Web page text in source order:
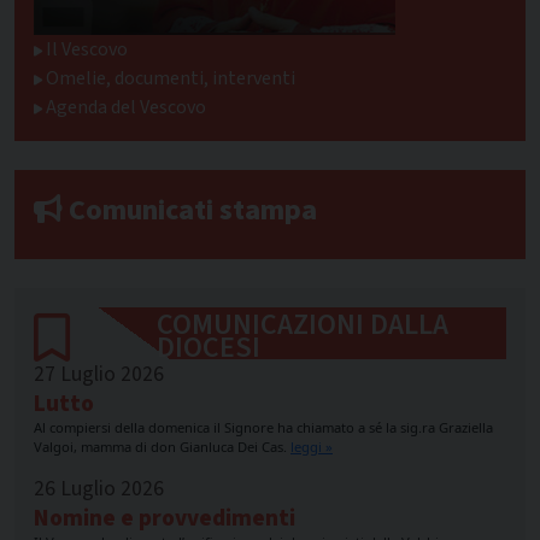
Il Vescovo
Omelie, documenti, interventi
Agenda del Vescovo
Comunicati stampa
COMUNICAZIONI DALLA
DIOCESI
27 Luglio 2026
Lutto
Al compiersi della domenica il Signore ha chiamato a sé la sig.ra Graziella
Valgoi, mamma di don Gianluca Dei Cas. leggi »
26 Luglio 2026
Nomine e provvedimenti